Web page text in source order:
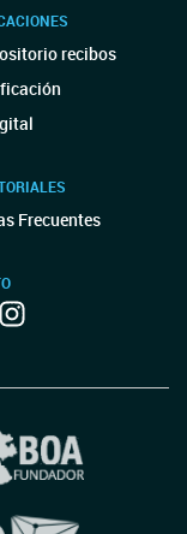
recibos
Frecuentes